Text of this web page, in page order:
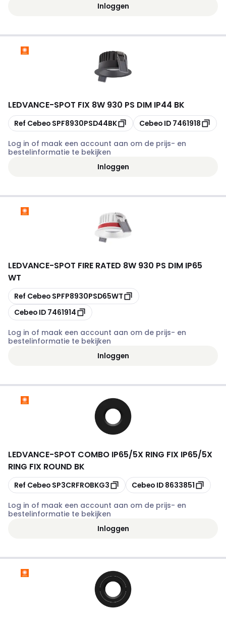
Inloggen
LEDVANCE-SPOT FIX 8W 930 PS DIM IP44 BK
Kopiëren
Ref Cebeo SPF8930PSD44BK Kopiëren
Cebeo ID 7461918
Log in of maak een account aan om de prijs- en
bestelinformatie te bekijken
Inloggen
LEDVANCE-SPOT FIRE RATED 8W 930 PS DIM IP65
WT
Kopiëren
Ref Cebeo SPFP8930PSD65WT
Kopiëren
Cebeo ID 7461914
Log in of maak een account aan om de prijs- en
bestelinformatie te bekijken
Inloggen
LEDVANCE-SPOT COMBO IP65/5X RING FIX IP65/5X
RING FIX ROUND BK
Kopiëren
Ref Cebeo SP3CRFROBKG3 Kopiëren
Cebeo ID 8633851
Log in of maak een account aan om de prijs- en
bestelinformatie te bekijken
Inloggen